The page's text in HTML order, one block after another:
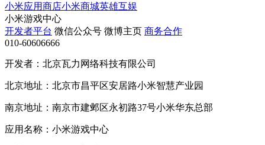
小米应用商店小米商城英雄互娱
小米游戏中心
开发者平台 微信公众号 微博主页 商务合作
010-60606666
开发者：北京瓦力网络科技有限公司
北京地址：北京市昌平区安居路小米智慧产业园
南京地址：南京市建邺区永初路37号小米华东总部
应用名称：小米游戏中心